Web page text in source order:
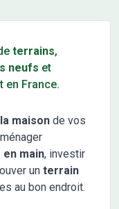
terrains,
neufs et
en France.
maison de vos
en main, investir
un terrain
au bon endroit.